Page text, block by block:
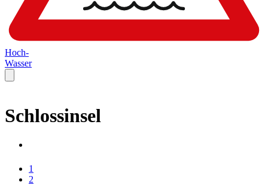
Hoch-
Wasser
Schlossinsel
1
2